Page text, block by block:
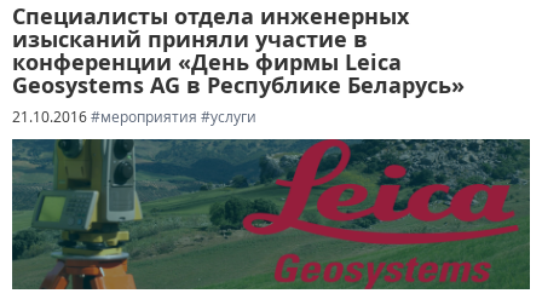
Специалисты отдела инженерных
изысканий приняли участие в
конференции «День фирмы Leica
Geosystems AG в Республике Беларусь»
21.10.2016#мероприятия #услуги